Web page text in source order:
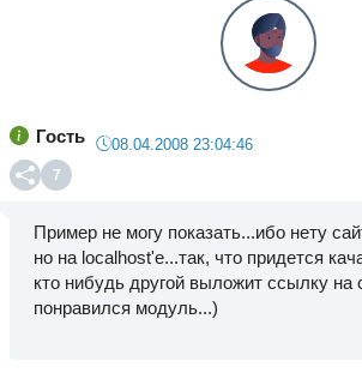
Гость 08.04.2008 23:04:46
7
Пример не могу показать...ибо нету
но на localhost'e...так, что придется
кто нибудь другой выложит ссылку на
понравился модуль...)